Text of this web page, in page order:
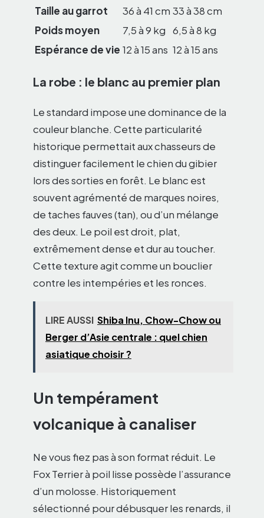
Taille au garrot
36 à 41 cm 33 à 38 cm
Poids moyen
7,5 à 9 kg 6,5 à 8 kg
Espérance de vie 12 à 15 ans 12 à 15 ans
La robe : le blanc au premier plan
Le standard impose une dominance de la
couleur blanche. Cette particularité
historique permettait aux chasseurs de
distinguer facilement le chien du gibier
lors des sorties en forêt. Le blanc est
souvent agrémenté de marques noires,
de taches fauves (tan), ou d’un mélange
des deux. Le poil est droit, plat,
extrêmement dense et dur au toucher.
Cette texture agit comme un bouclier
contre les intempéries et les ronces.
LIRE AUSSI Shiba Inu, Chow-Chow ou
Berger d’Asie centrale : quel chien
asiatique choisir ?
Un tempérament
volcanique à canaliser
Ne vous fiez pas à son format réduit. Le
Fox Terrier à poil lisse possède l’assurance
d’un molosse. Historiquement
sélectionné pour débusquer les renards, il